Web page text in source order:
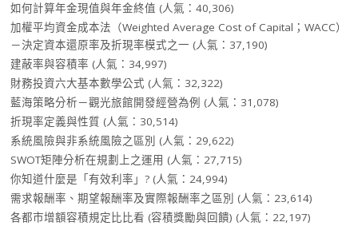
如何計算年金現值與年金終值 (人氣：40,306)
加權平均資金成本法（Weighted Average Cost of Capital；WACC）
－決定資本還原率及折現率模式之一 (人氣：37,190)
建蔽率與容積率 (人氣：34,997)
財務投資六大基本數學公式 (人氣：32,322)
藍海策略分析－觀光旅館開發經營為例 (人氣：31,078)
折現率定義與性質 (人氣：30,514)
系統風險與非系統風險之區別 (人氣：29,622)
SWOT矩陣分析在規劃上之運用 (人氣：27,715)
你知道什麼是「有效利率」? (人氣：24,994)
需求報酬率、期望報酬率及實際報酬率之區別 (人氣：23,614)
各都市增額容積規定比比看 (容積獎勵與回饋) (人氣：22,197)